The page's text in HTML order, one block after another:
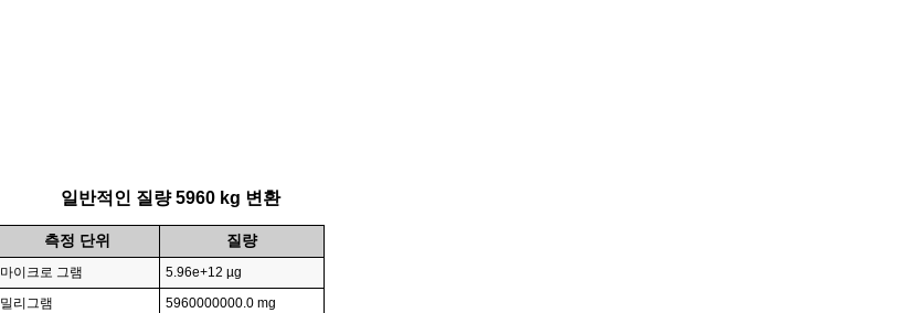
일반적인 질량 5960 kg 변환
측정 단위 질량
마이크로 그램
5.96e+12 µg
밀리그램
5960000000.0 mg